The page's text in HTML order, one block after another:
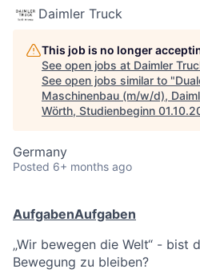
Daimler Truck
This job is no longer
See open jobs at Daimler
See open jobs similar to "
Maschinenbau (m/w/d),
Wörth, Studienbeginn
Germany
Posted 6+ months ago
AufgabenAufgaben
„Wir bewegen die Welt“ - bist
Bewegung zu bleiben?